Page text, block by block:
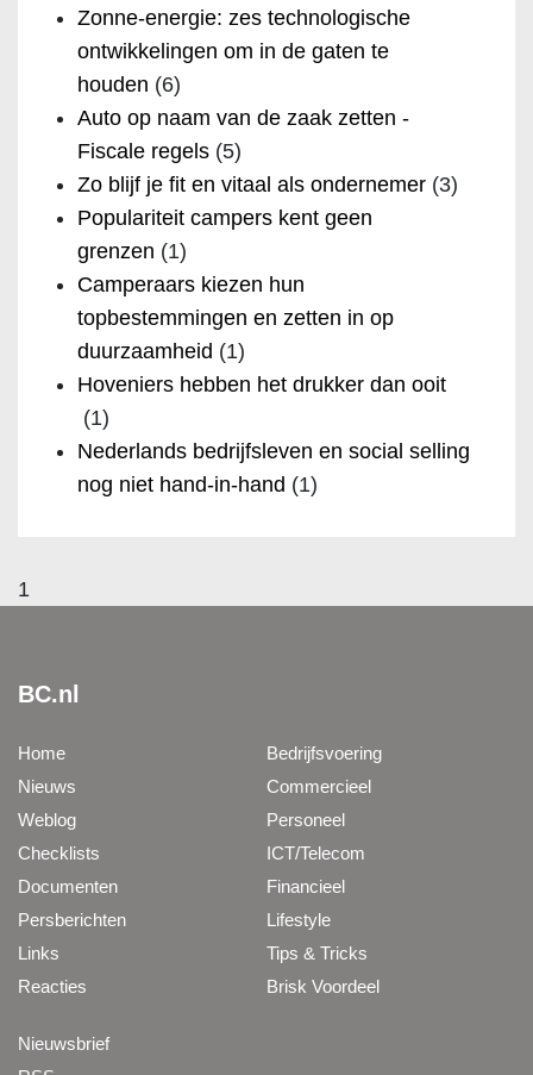
Zonne-energie: zes technologische
ontwikkelingen om in de gaten te
houden (6)
Auto op naam van de zaak zetten -
Fiscale regels (5)
Zo blijf je fit en vitaal als ondernemer (3)
Populariteit campers kent geen
grenzen (1)
Camperaars kiezen hun
topbestemmingen en zetten in op
duurzaamheid (1)
Hoveniers hebben het drukker dan ooit
(1)
Nederlands bedrijfsleven en social selling
nog niet hand-in-hand (1)
1
BC.nl
Home
Nieuws
Weblog
Checklists
Documenten
Persberichten
Links
Reacties
Bedrijfsvoering
Commercieel
Personeel
ICT/Telecom
Financieel
Lifestyle
Tips & Tricks
Brisk Voordeel
Nieuwsbrief